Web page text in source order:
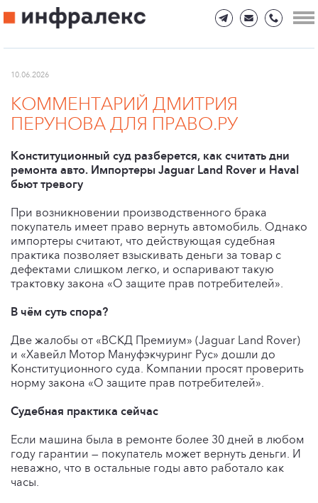
10.06.2026
КОММЕНТАРИЙ ДМИТРИЯ
ПЕРУНОВА ДЛЯ ПРАВО.РУ
Конституционный суд разберется, как считать дни
ремонта авто. Импортеры Jaguar Land Rover и Haval
бьют тревогу
При возникновении производственного брака
покупатель имеет право вернуть автомобиль. Однако
импортеры считают, что действующая судебная
практика позволяет взыскивать деньги за товар с
дефектами слишком легко, и оспаривают такую
трактовку закона «О защите прав потребителей».
В чём суть спора?
Две жалобы от «ВСКД Премиум» (Jaguar Land Rover)
и «Хавейл Мотор Мануфэкчуринг Рус» дошли до
Конституционного суда. Компании просят проверить
норму закона «О защите прав потребителей».
Судебная практика сейчас
Если машина была в ремонте более 30 дней в любом
году гарантии — покупатель может вернуть деньги. И
неважно, что в остальные годы авто работало как
часы.